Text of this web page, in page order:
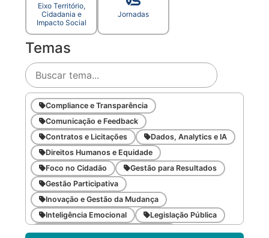
Eixo Território,
Cidadania e
Impacto Social
Jornadas
Temas
Compliance e Transparência
Comunicação e Feedback
Contratos e Licitações
Dados, Analytics e IA
Direitos Humanos e Equidade
Foco no Cidadão
Gestão para Resultados
Gestão Participativa
Inovação e Gestão da Mudança
Inteligência Emocional
Legislação Pública
Meio Ambiente e Sustentabilidade